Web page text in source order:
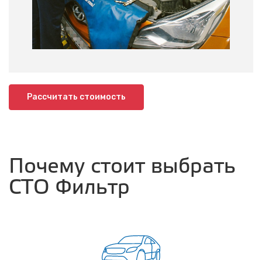
Рассчитать стоимость
Почему стоит выбрать
СТО Фильтр